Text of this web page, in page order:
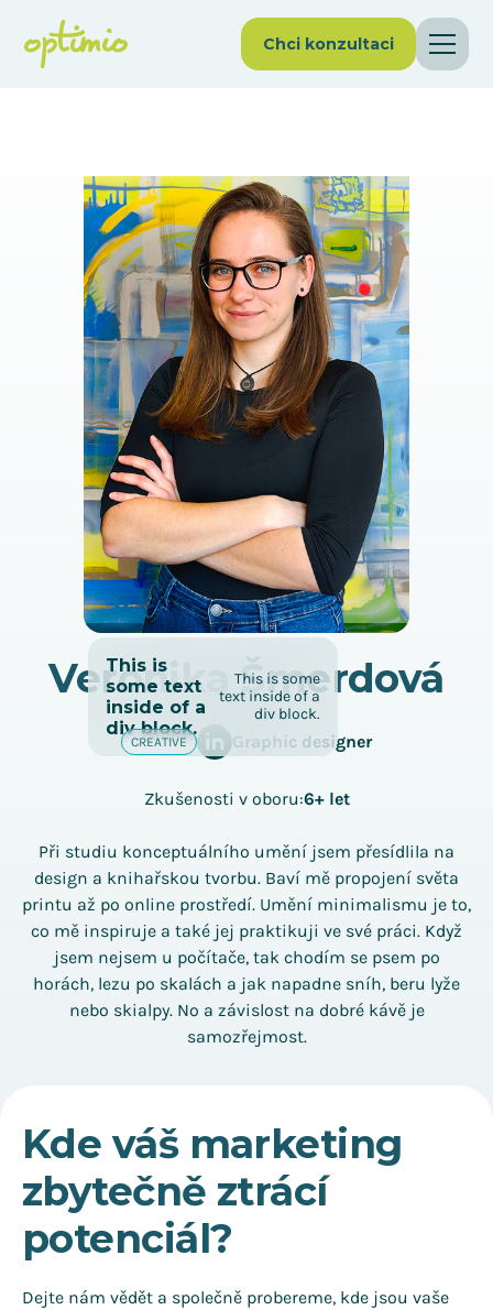
Chci konzultaci
This is
some text
inside of a
div block.
This is some
text inside of a
div block.
Veronika Šmerdová
CREATIVE Graphic designer
Zkušenosti v oboru:6+ let
Při studiu konceptuálního umění jsem přesídlila na
design a knihařskou tvorbu. Baví mě propojení světa
printu až po online prostředí. Umění minimalismu je to,
co mě inspiruje a také jej praktikuji ve své práci. Když
jsem nejsem u počítače, tak chodím se psem po
horách, lezu po skalách a jak napadne sníh, beru lyže
nebo skialpy. No a závislost na dobré kávě je
samozřejmost.
Kde váš marketing
zbytečně ztrácí
potenciál?
Dejte nám vědět a společně probereme, kde jsou vaše